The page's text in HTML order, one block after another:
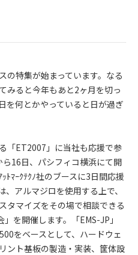
の特集が始まっています。なる
みると今年もあと2ヶ月を切っ
を何とかやっていると日が過ぎ
「ET2007」に当社も応援で参
16日、パシフィコ横浜にて開
ﾄﾏｰｸﾃｸﾉ社のブースに3日間応援
アルマジロを使用する上で、
タマイズをその場で相談できる
を開催します。「EMS-JP」
をベースとして、ハードウェ
ント基板の製造・実装、筐体設